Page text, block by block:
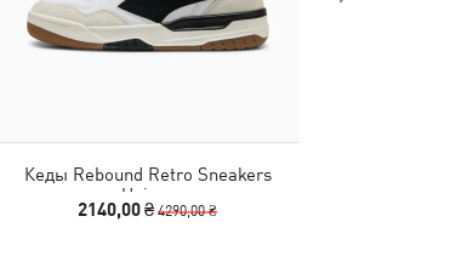
Кеды Rebound Retro Sneakers
Unisex
2140,00 ₴4290,00 ₴